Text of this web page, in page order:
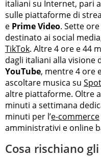
italiani su Internet, pari
sulle piattaforme di
e Prime Video. Sette
destinato ai social
TikTok. Altre 4 ore e 44
dagli italiani alla visione
YouTube, mentre 4 ore
ascoltare musica su
altre piattaforme. Oltre
minuti a settimana
minuti per l’e-commerce
amministrativi e online
Cosa rischiano